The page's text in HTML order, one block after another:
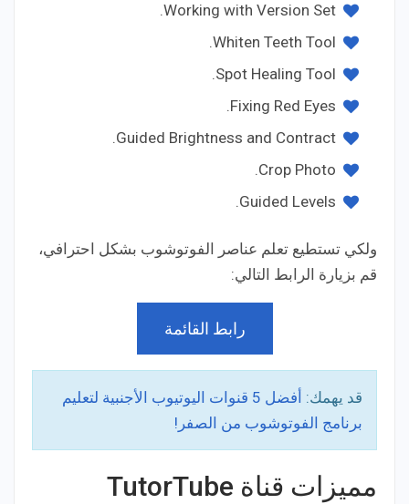
Working with Version Set.
Whiten Teeth Tool.
Spot Healing Tool.
Fixing Red Eyes.
Guided Brightness and Contract.
Crop Photo.
Guided Levels.
ولكي تستطيع تعلم عناصر الفوتوشوب بشكل احترافي،
قم بزيارة الرابط التالي:
رابط القائمة
قد يهمك:
أفضل 5 قنوات اليوتيوب الأجنبية لتعليم
برنامج الفوتوشوب من الصفر!
مميزات قناة TutorTube